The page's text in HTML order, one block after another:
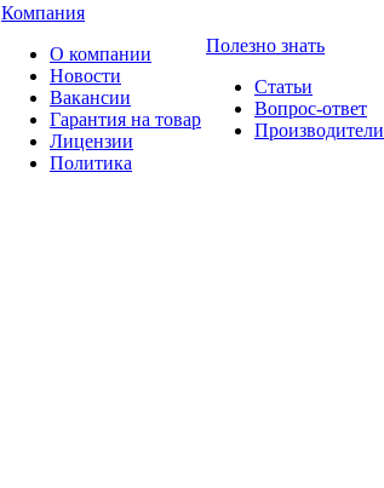
Компания
О компании
Новости
Вакансии
Гарантия на товар
Лицензии
Политика
Полезно знать
Статьи
Вопрос-ответ
Производители